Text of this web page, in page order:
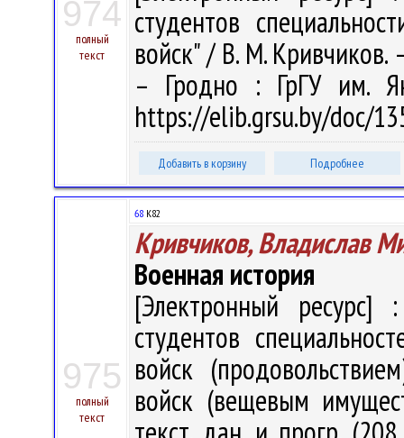
974
полный
текст
студентов
войск" / В. М. Кривчиков.
– Гродно : ГрГУ им.
https://elib.grsu.by/doc/
Добавить в корзину Подробнее
975
полный
текст
68 К82
Кривчиков, Владислав
Военная история
[Электронный ресурс]
студентов
войск
войск (вещевым